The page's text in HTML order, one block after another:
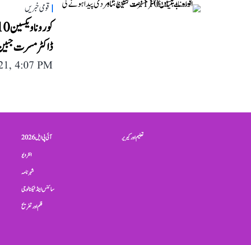
قومی خبریں
ڈاکٹر مسرت
4:07 PM
آئی پی ایل 2026
انٹرویو
شہرنامہ
سائنس اینڈ ٹیکنالوجی
فلم اور تفریح
تعلیم اور کیریر